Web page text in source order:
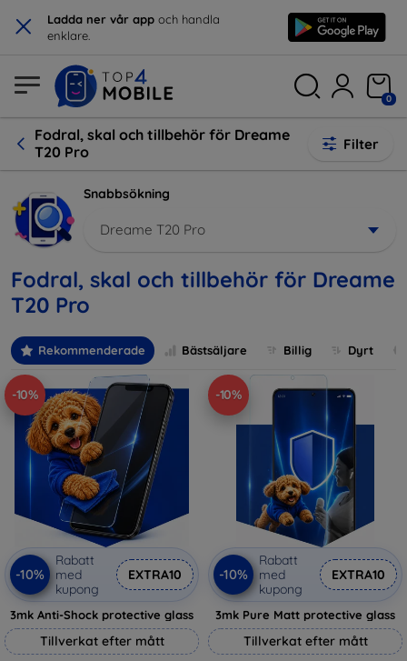
× Ladda ner vår app och handla
enklare.
0
Fodral, skal och tillbehör för Dreame
T20 Pro
Filter
Snabbsökning
Dreame T20 Pro
Fodral, skal och tillbehör för Dreame
T20 Pro
Rekommenderade Bästsäljare Billig Dyrt
-10%
-10%
Rabatt
med
kupong
EXTRA10
3mk Anti-Shock protective glass
Tillverkat efter mått
-10%
-10%
Rabatt
med
kupong
EXTRA10
3mk Pure Matt protective glass
Tillverkat efter mått